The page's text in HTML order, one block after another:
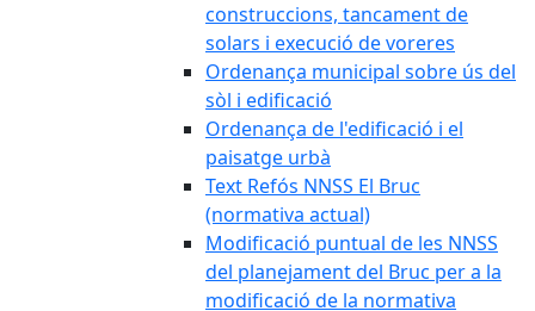
construccions, tancament de
solars i execució de voreres
Ordenança municipal sobre ús del
sòl i edificació
Ordenança de l'edificació i el
paisatge urbà
Text Refós NNSS El Bruc
(normativa actual)
Modificació puntual de les NNSS
del planejament del Bruc per a la
modificació de la normativa